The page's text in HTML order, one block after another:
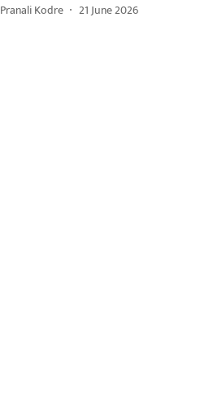
Pranali Kodre 21 June 2026